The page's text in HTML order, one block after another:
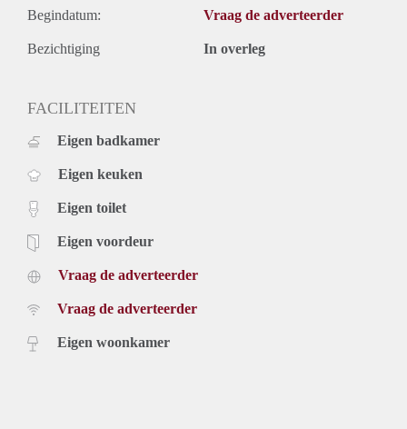
Begindatum: Vraag de adverteerder
Bezichtiging In overleg
FACILITEITEN
Eigen badkamer
Eigen keuken
Eigen toilet
Eigen voordeur
Vraag de adverteerder
Vraag de adverteerder
Eigen woonkamer